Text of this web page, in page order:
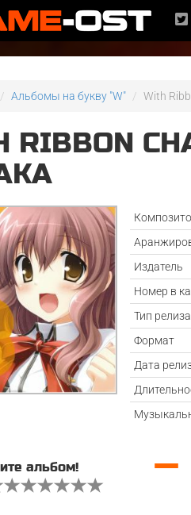
Альбомы на букву "W" With
RIBBON
Издатель
Номер в
Тип релиза
Формат
Дата
альбом! —